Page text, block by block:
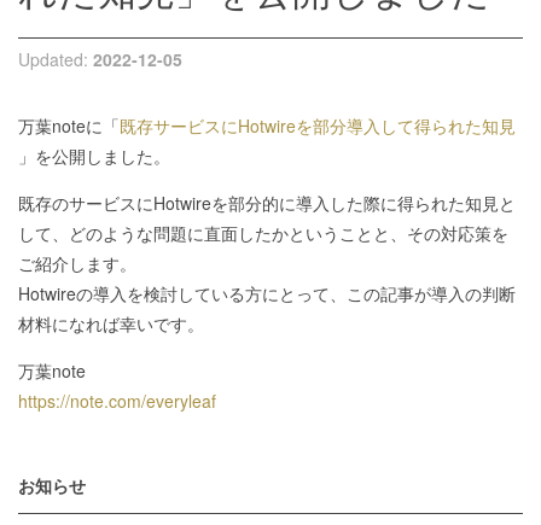
Updated: 2022-12-05
万葉noteに「既存サービスにHotwireを部分導入して得られた知見
」を公開しました。
既存のサービスにHotwireを部分的に導入した際に得られた知見と
して、どのような問題に直面したかということと、その対応策を
ご紹介します。
Hotwireの導入を検討している方にとって、この記事が導入の判断
材料になれば幸いです。
万葉note
https://note.com/everyleaf
お知らせ